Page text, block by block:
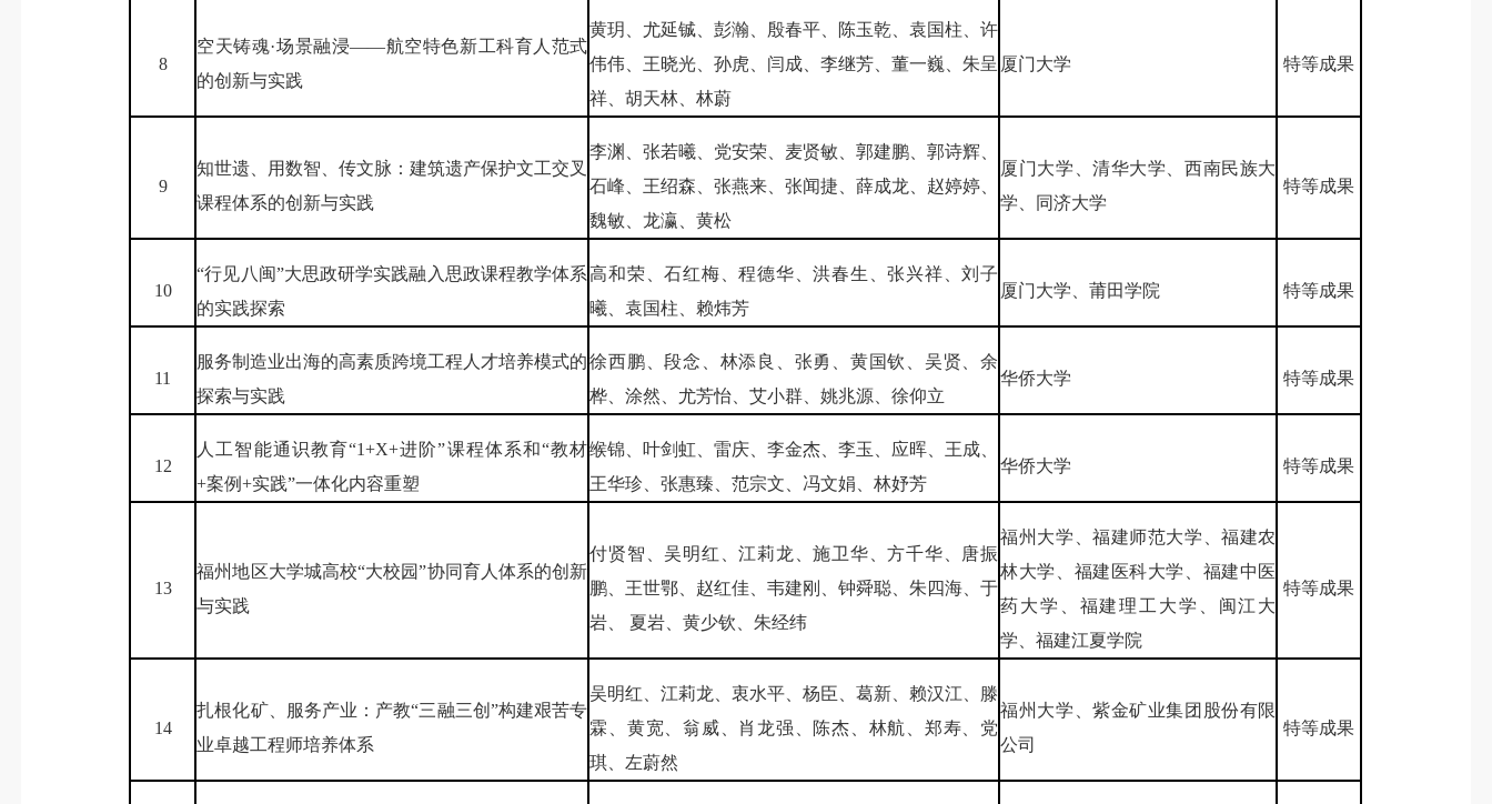
8
空天铸魂·场景融浸——航空特色新工科育人范式
的创新与实践
黄玥、尤延铖、彭瀚、殷春平、陈玉乾、袁国柱、许
伟伟、王晓光、孙虎、闫成、李继芳、董一巍、朱呈
祥、胡天林、林蔚
厦门大学 特等成果
9
知世遗、用数智、传文脉：建筑遗产保护文工交叉
课程体系的创新与实践
李渊、张若曦、党安荣、麦贤敏、郭建鹏、郭诗辉、
石峰、王绍森、张燕来、张闻捷、薛成龙、赵婷婷、
魏敏、龙瀛、黄松
厦门大学、清华大学、西南民族大
学、同济大学
特等成果
10
“行见八闽”大思政研学实践融入思政课程教学体系
的实践探索
高和荣、石红梅、程德华、洪春生、张兴祥、刘子
曦、袁国柱、赖炜芳
厦门大学、莆田学院 特等成果
11
服务制造业出海的高素质跨境工程人才培养模式的
探索与实践
徐西鹏、段念、林添良、张勇、黄国钦、吴贤、余
桦、涂然、尤芳怡、艾小群、姚兆源、徐仰立
华侨大学 特等成果
12
人工智能通识教育“1+X+进阶”课程体系和“教材
+案例+实践”一体化内容重塑
缑锦、叶剑虹、雷庆、李金杰、李玉、应晖、王成、
王华珍、张惠臻、范宗文、冯文娟、林妤芳
华侨大学 特等成果
13
福州地区大学城高校“大校园”协同育人体系的创新
与实践
付贤智、吴明红、江莉龙、施卫华、方千华、唐振
鹏、王世鄂、赵红佳、韦建刚、钟舜聪、朱四海、于
岩、 夏岩、黄少钦、朱经纬
福州大学、福建师范大学、福建农
林大学、福建医科大学、福建中医
药大学、福建理工大学、闽江大
学、福建江夏学院
特等成果
14
扎根化矿、服务产业：产教“三融三创”构建艰苦专
业卓越工程师培养体系
吴明红、江莉龙、衷水平、杨臣、葛新、赖汉江、滕
霖、黄宽、翁威、肖龙强、陈杰、林航、郑寿、党
琪、左蔚然
福州大学、紫金矿业集团股份有限
公司
特等成果